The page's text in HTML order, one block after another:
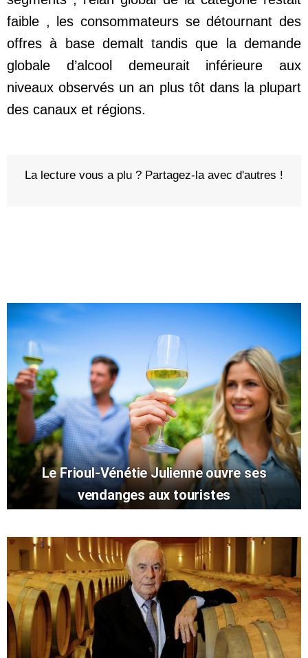
faible , les consommateurs se détournant des
offres à base demalt tandis que la demande
globale d’alcool demeurait inférieure aux
niveaux observés un an plus tôt dans la plupart
des canaux et régions.
La lecture vous a plu ? Partagez-la avec d'autres !
Le Frioul-Vénétie Julienne ouvre ses
vendanges aux touristes